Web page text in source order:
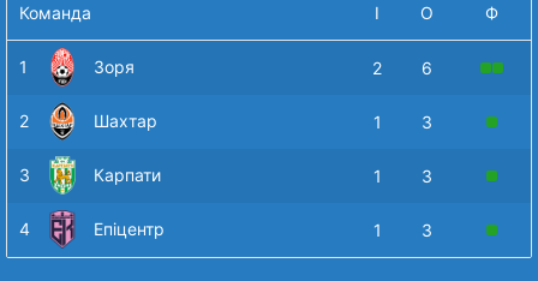
Команда І О Ф
1 Зоря 2 6
2 Шахтар 1 3
3 Карпати 1 3
4 Епіцентр 1 3